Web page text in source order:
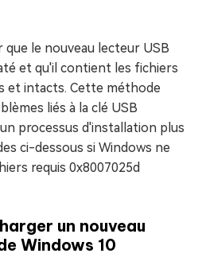
que le nouveau lecteur USB
et qu'il contient les fichiers
et intacts. Cette méthode
liés à la clé USB
processus d'installation plus
ci-dessous si Windows ne
requis 0x8007025d
un nouveau
Windows 10